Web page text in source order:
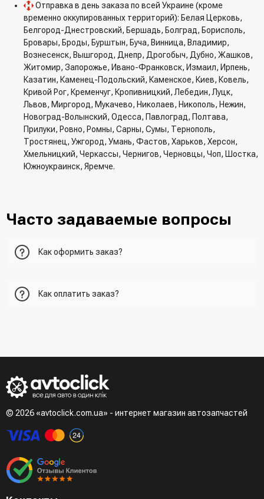
Отправка в день заказа по всей Украине (кроме
временно оккупированных территорий): Белая Церковь,
Белгород-Днестровский, Бершадь, Болград, Борисполь,
Бровары, Броды, Бурштын, Буча, Винница, Владимир,
Вознесенск, Вышгород, Днепр, Дрогобыч, Дубно, Жашков,
Житомир, Запорожье, Ивано-Франковск, Измаил, Ирпень,
Казатин, Каменец-Подольский, Каменское, Киев, Ковель,
Кривой Рог, Кременчуг, Кропивницкий, Лебедин, Луцк,
Львов, Миргород, Мукачево, Николаев, Никополь, Нежин,
Новоград-Волынский, Одесса, Павлоград, Полтава,
Прилуки, Ровно, Ромны, Сарны, Сумы, Тернополь,
Тростянец, Ужгород, Умань, Фастов, Харьков, Херсон,
Хмельницкий, Черкассы, Чернигов, Черновцы, Чоп, Шостка,
Южноукраинск, Яремче.
Часто задаваемые вопросы
Как оформить заказ?
корзину и указать всю необходимую информацию о
наберет менеджер для подтверждения и уточнения данных.
Третий вариант - сделать заказ по телефонном режиме
при разговоре с менеджером
Четвертый вариант - заказать через доступные
мессенджеры (viber, telegram)
Как оплатить заказ?
- LiqPay при оформлении заказа через корзину
© 2026 «avtoclick.com.ua» - интернет магазин автозапчастей